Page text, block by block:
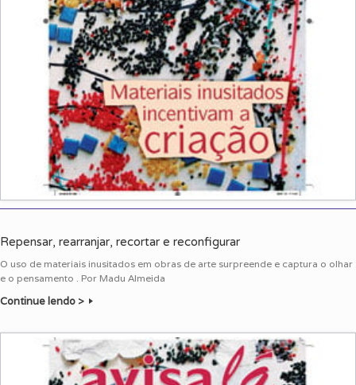
Repensar, rearranjar, recortar e reconfigurar
O uso de materiais inusitados em obras de arte surpreende e captura o olhar
e o pensamento . Por Madu Almeida
Continue lendo >